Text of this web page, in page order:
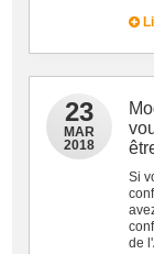
23
MAR
2018
Si
de